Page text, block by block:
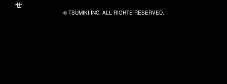
せ
© TSUMIKI INC. ALL RIGHTS RESERVED.